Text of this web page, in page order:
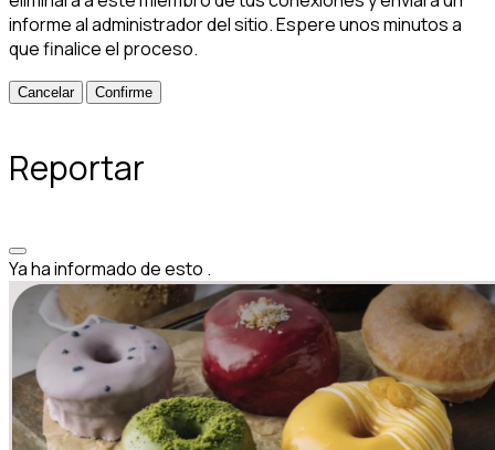
informe al administrador del sitio. Espere unos minutos a
que finalice el proceso.
Confirme
Reportar
Ya ha informado de esto .